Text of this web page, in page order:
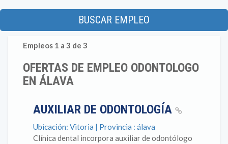
BUSCAR EMPLEO
Empleos 1 a 3 de 3
OFERTAS DE EMPLEO ODONTOLOGO
EN ÁLAVA
AUXILIAR DE ODONTOLOGÍA
Ubicación: Vitoria | Provincia : álava
Clínica dental incorpora auxiliar de odontólogo